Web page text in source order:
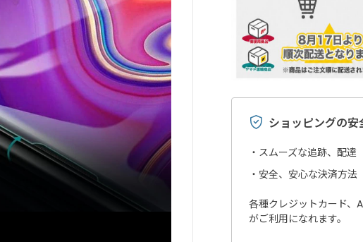
ショッピングの安
スムーズな追跡、配達
安全、安心な決済方法
各種クレジットカード
がご利用になれます。